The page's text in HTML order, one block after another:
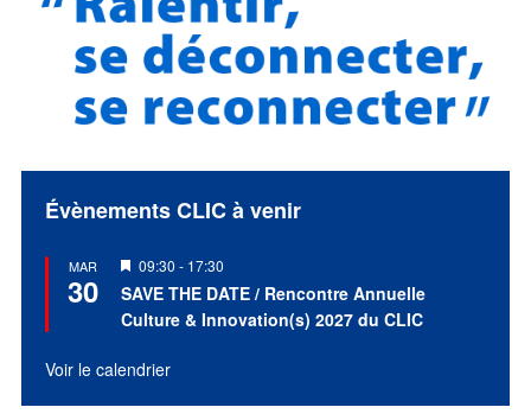
Évènements CLIC à venir
MAR
30
Mis
en
avant
09:30 - 17:30
SAVE THE DATE / Rencontre Annuelle
Culture & Innovation(s) 2027 du CLIC
Voir le calendrier